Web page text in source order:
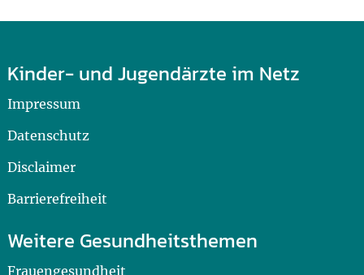
Kinder- und Jugendärzte im Netz
Impressum
Datenschutz
Disclaimer
Barrierefreiheit
Weitere Gesundheitsthemen
Frauengesundheit